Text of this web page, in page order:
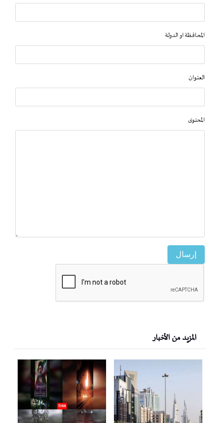
المحافظة او الدولة
العنوان
المحتوى
إرسال
المزيد من الأخبار